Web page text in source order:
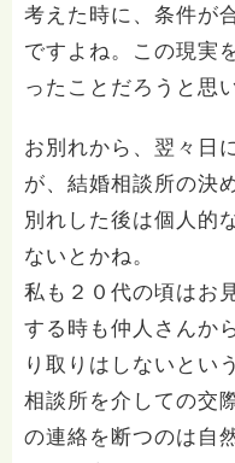
考えた時に、条件が
ですよね。この現実
ったことだろうと思
お別れから、翌々日
が、結婚相談所の決
別れした後は個人的
ないとかね。
私も２０代の頃はお
する時も仲人さんか
り取りはしないとい
相談所を介しての交
の連絡を断つのは自